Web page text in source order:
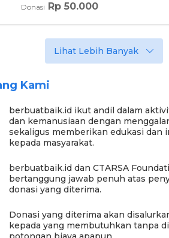
Donasi Rp 50.000
Lihat Lebih Banyak
Kami
berbuatbaik.id ikut andil dalam
dan kemanusiaan dengan
sekaligus memberikan edukasi dan
kepada masyarakat.
berbuatbaik.id dan CTARSA
bertanggung jawab penuh atas
donasi yang diterima.
Donasi yang diterima akan
kepada yang membutuhkan tanpa